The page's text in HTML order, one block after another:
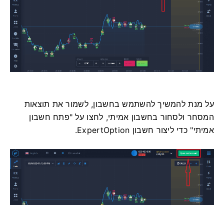
על מנת להמשיך להשתמש בחשבון, לשמור את תוצאות
המסחר ולסחור בחשבון אמיתי, לחצו על "פתח חשבון
אמיתי" כדי ליצור חשבון ExpertOption.